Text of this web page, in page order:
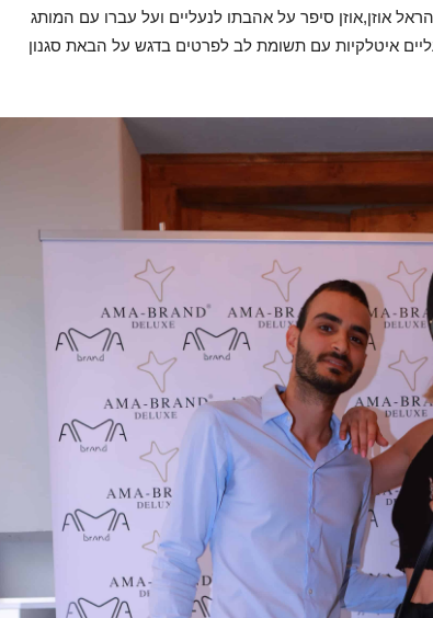
אוזן,אוזן סיפר על אהבתו לנעליים ועל עברו עם המותג
איטלקיות עם תשומת לב לפרטים בדגש על הבאת סגנון